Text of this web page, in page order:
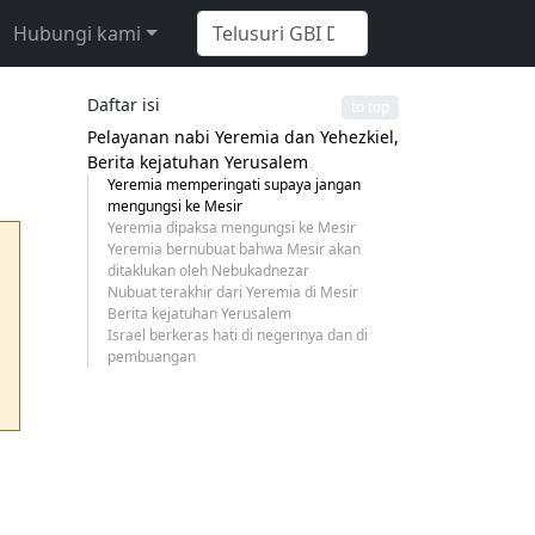
Hubungi kami
Daftar isi
Pelayanan nabi Yeremia dan Yehezkiel,
Berita kejatuhan Yerusalem
Yeremia memperingati supaya jangan
mengungsi ke Mesir
Yeremia dipaksa mengungsi ke Mesir
Yeremia bernubuat bahwa Mesir akan
ditaklukan oleh Nebukadnezar
Nubuat terakhir dari Yeremia di Mesir
Berita kejatuhan Yerusalem
Israel berkeras hati di negerinya dan di
pembuangan